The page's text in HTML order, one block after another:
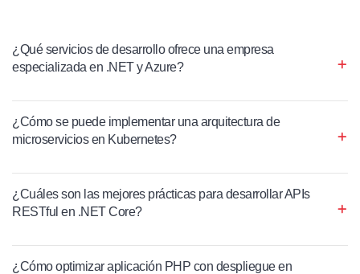
¿Qué servicios de desarrollo ofrece una empresa
especializada en .NET y Azure?
¿Cómo se puede implementar una arquitectura de
microservicios en Kubernetes?
¿Cuáles son las mejores prácticas para desarrollar APIs
RESTful en .NET Core?
¿Cómo optimizar aplicación PHP con despliegue en